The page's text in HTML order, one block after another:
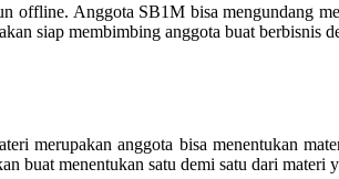
offline. Anggota SB1M bisa mengundang
siap membimbing anggota buat berbisnis
merupakan anggota bisa menentukan
buat menentukan satu demi satu dari materi